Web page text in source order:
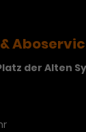
der Alten